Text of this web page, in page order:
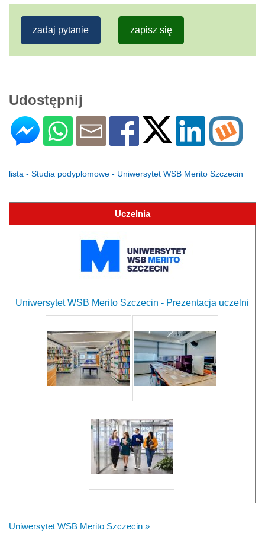
zadaj pytanie zapisz się
Udostępnij
lista - Studia podyplomowe - Uniwersytet WSB Merito Szczecin
Uczelnia
Uniwersytet WSB Merito Szczecin - Prezentacja uczelni
Uniwersytet WSB Merito Szczecin »